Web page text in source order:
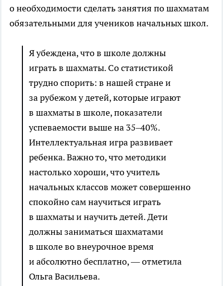
о необходимости сделать занятия по шахматам
обязательными для учеников начальных школ.
Я убеждена, что в школе должны
играть в шахматы. Со статистикой
трудно спорить: в нашей стране и
за рубежом у детей, которые играют
в шахматы в школе, показатели
успеваемости выше на 35–40%.
Интеллектуальная игра развивает
ребенка. Важно то, что методики
настолько хороши, что учитель
начальных классов может совершенно
спокойно сам научиться играть
в шахматы и научить детей. Дети
должны заниматься шахматами
в школе во внеурочное время
и абсолютно бесплатно, — отметила
Ольга Васильева.